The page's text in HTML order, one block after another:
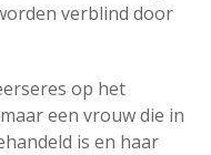
verblind door
op het
een vrouw die in
is en haar